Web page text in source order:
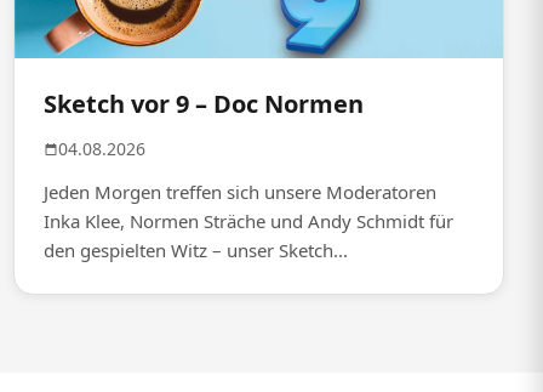
Sketch vor 9 – Doc Normen
04.08.2026
Jeden Morgen treffen sich unsere Moderatoren
Inka Klee, Normen Sträche und Andy Schmidt für
den gespielten Witz – unser Sketch...